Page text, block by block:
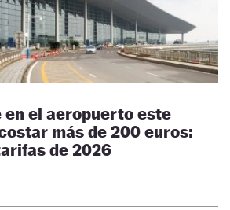
en el aeropuerto este
más de 200 euros:
de 2026